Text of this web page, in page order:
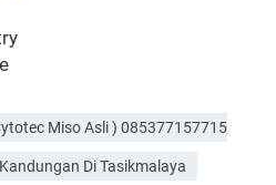
Miso Asli ) 085377157715
Di Tasikmalaya